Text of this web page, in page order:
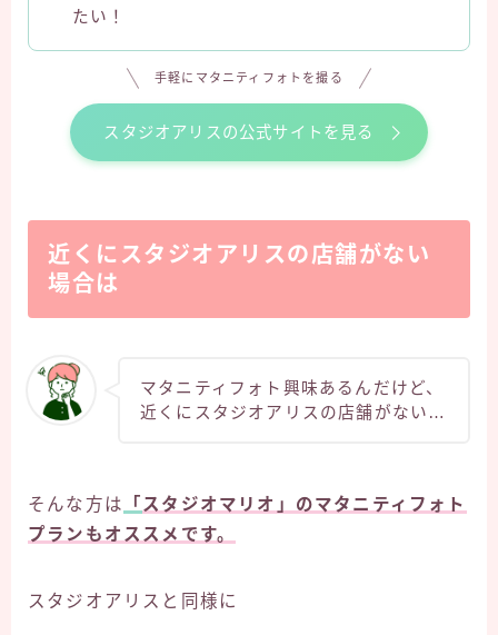
たい！
手軽にマタニティフォトを撮る
スタジオアリスの公式サイトを見る
近くにスタジオアリスの店舗がない
場合は
マタニティフォト興味あるんだけど、
近くにスタジオアリスの店舗がない…
そんな方は 「 スタジオマリオ」のマタニティフォト
プランもオススメです。
スタジオアリスと同様に